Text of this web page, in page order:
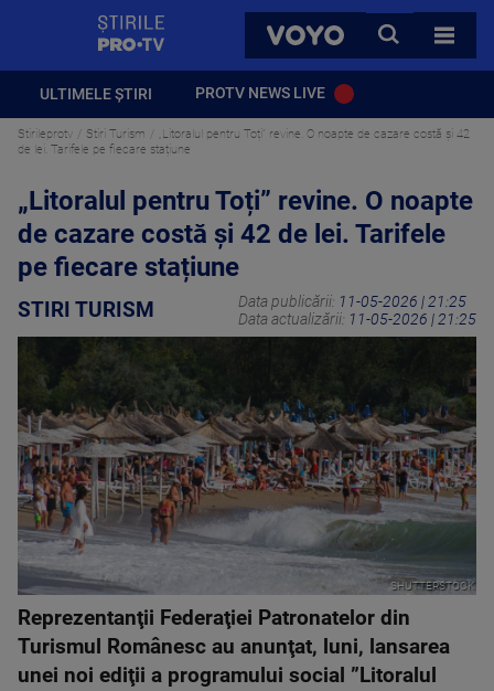
VOYO
CAUTA
TOATE
ULTIMELE ȘTIRI PROTV NEWS LIVE
Stirileprotv Stiri Turism
„Litoralul pentru Toți” revine. O noapte de cazare costă și 42
de lei. Tarifele pe fiecare stațiune
„Litoralul pentru Toți” revine. O noapte
de cazare costă și 42 de lei. Tarifele
pe fiecare stațiune
STIRI TURISM Data publicării: 11-05-2026 | 21:25
Data actualizării: 11-05-2026 | 21:25
SHUTTERSTOCK
Reprezentanţii Federaţiei Patronatelor din
Turismul Românesc au anunţat, luni, lansarea
unei noi ediţii a programului social ”Litoralul